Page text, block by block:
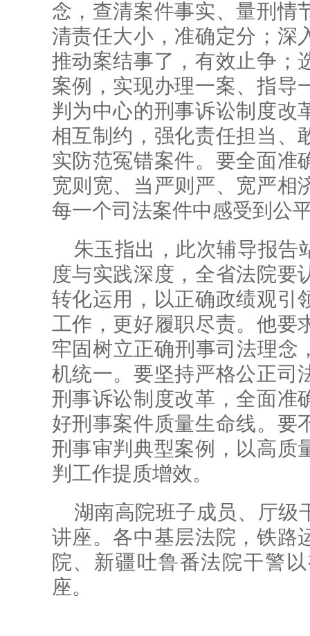
念，查清案件事实、量刑情
清责任大小，准确定分；深
推动案结事了，有效止争；
案例，实现办理一案、指导
判为中心的刑事诉讼制度改
相互制约，强化责任担当、
实防范冤错案件。要全面准
宽则宽、当严则严、宽严相
每一个司法案件中感受到公
朱玉指出，此次辅导报告
度与实践深度，全省法院要
转化运用，以正确政绩观引
工作，更好履职尽责。他要
牢固树立正确刑事司法理念
机统一。要坚持严格公正司
刑事诉讼制度改革，全面准
好刑事案件质量生命线。要
刑事审判典型案例，以高质
判工作提质增效。
湖南高院班子成员、厅级
讲座。各中基层法院，铁路
院、新疆吐鲁番法院干警
座。